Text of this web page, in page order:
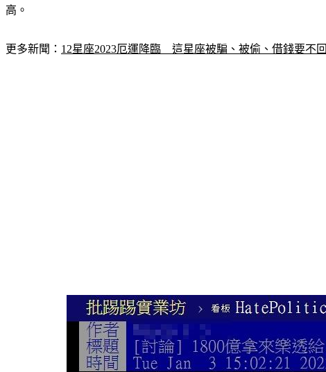
高。
更多新聞： 12星座2023厄運降臨　這星座被騙、被偷、借錢要不回